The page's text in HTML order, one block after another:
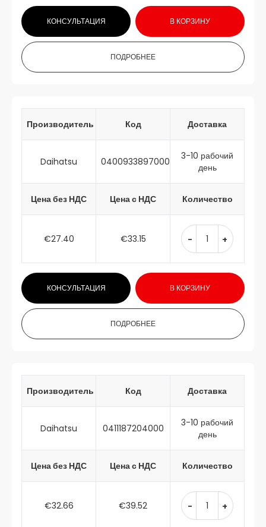
КОНСУЛЬТАЦИЯ В КОРЗИНУ
ПОДРОБНЕЕ
Производитель Код Доставка
Daihatsu 0400933897000
3-10 рабочий
день
Цена без НДС Цена с НДС Количество
€27.40 €33.15 - +
КОНСУЛЬТАЦИЯ В КОРЗИНУ
ПОДРОБНЕЕ
Производитель Код Доставка
Daihatsu 0411187204000
3-10 рабочий
день
Цена без НДС Цена с НДС Количество
€32.66 €39.52 - +